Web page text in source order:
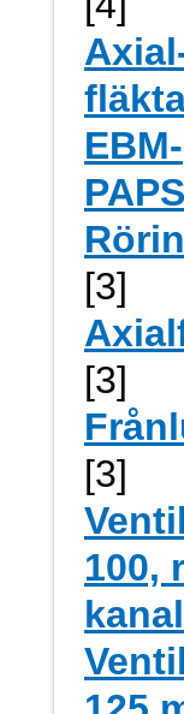
EBM-
[3]
[3]
[3]
100,